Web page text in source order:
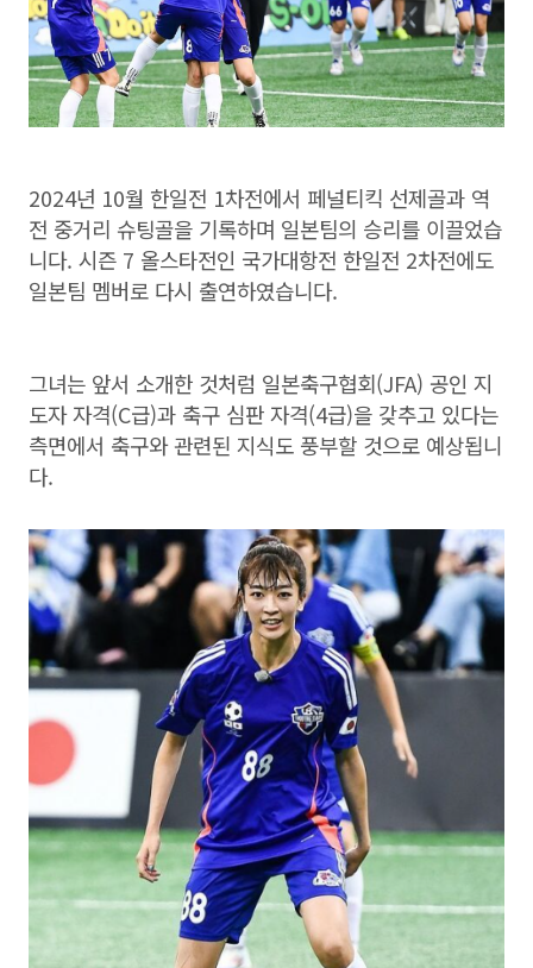
2024년 10월 한일전 1차전에서 페널티킥 선제골과 역
전 중거리 슈팅골을 기록하며 일본팀의 승리를 이끌었습
니다. 시즌 7 올스타전인 국가대항전 한일전 2차전에도
일본팀 멤버로 다시 출연하였습니다.
그녀는 앞서 소개한 것처럼 일본축구협회(JFA) 공인 지
도자 자격(C급)과 축구 심판 자격(4급)을 갖추고 있다는
측면에서 축구와 관련된 지식도 풍부할 것으로 예상됩니
다.